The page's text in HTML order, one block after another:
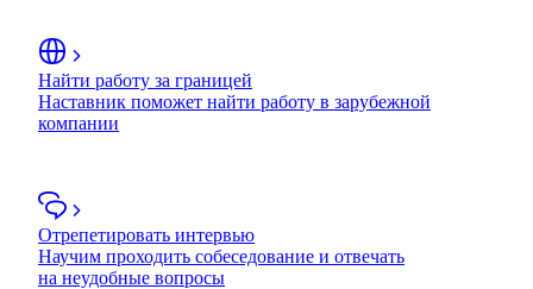
Найти работу за границей
Наставник поможет найти работу в зарубежной
компании
Отрепетировать интервью
Научим проходить собеседование и отвечать
на неудобные вопросы